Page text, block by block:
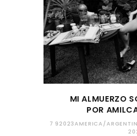
MI ALMUERZO
POR
7 92023AMERICA/